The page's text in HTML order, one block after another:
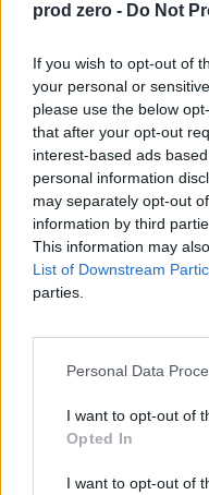
prod zero - Do Not
If you wish to opt-out of
your personal or
please use the below
that after your opt-out
interest-based ads
personal information
may separately opt-out
information by third
This information may
List of Downstream
parties.
Personal Data
I want to opt-out of
Opted In
I want to opt-out of
Dzisiaj 15:29
Reklama
Reklama
Kraj